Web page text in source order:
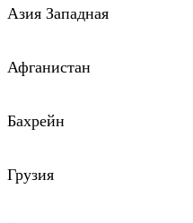
Азия Западная
Афганистан
Бахрейн
Грузия